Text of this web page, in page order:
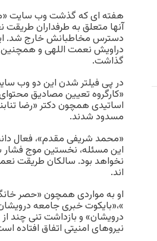
هفته ای که گذشت وب سایت
آنها متعلق به طرفداران طریقت
دسترس مخاطبانش خارج شد.
دراویش نعمت اللهی و
گذاشت.
در پی فیلتر شدن این دو وب
«کارگروه تعیین مصادیق
اساتیدی همچون دکتر «رضا
مسدود شدند.
«محمد شریفی مقدم»، فعال
این مسئله، نخستین موج فشار
نخواهد بود. سالکان طریقت
اند.
او به مواردی همچون «حصر
»،«بایکوت خبری جامعه
درویشان» و بازداشت تنی چند
نیروهای امنیتی اتفاق افتاده